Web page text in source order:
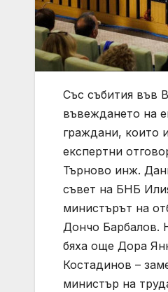
Със събития във
въвеждането на
граждани, които
експертни
Търново инж.
съвет на БНБ
министърът на
Дончо Барбалов.
бяха още Дора
Костадинов –
министър на